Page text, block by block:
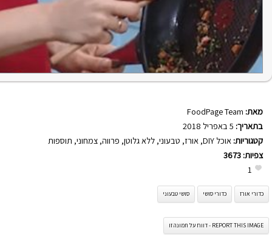
מאת: FoodPage Team
בתאריך:
קטגוריות: אוכל DIY , אורז, טבעוני, ללא גלוטן, פרווה, צמחוני, תוספות
צפיות: 3673
1
כדורי אורז כדורי סושי סושי טבעוני
REPORT THIS IMAGE - דווח על תמונה זו